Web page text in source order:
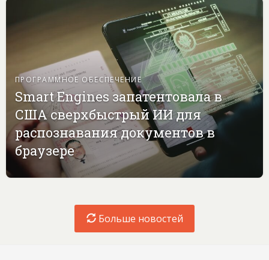
ПРОГРАММНОЕ ОБЕСПЕЧЕНИЕ
Smart Engines запатентовала в
США сверхбыстрый ИИ для
распознавания документов в
браузере
Больше новостей